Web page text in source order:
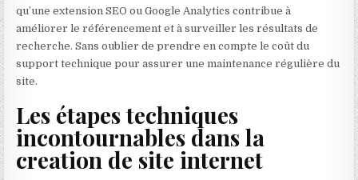
qu’une extension SEO ou Google Analytics contribue à
améliorer le référencement et à surveiller les résultats de
recherche. Sans oublier de prendre en compte le coût du
support technique pour assurer une maintenance régulière du
site.
Les étapes techniques
incontournables dans la
creation de site internet